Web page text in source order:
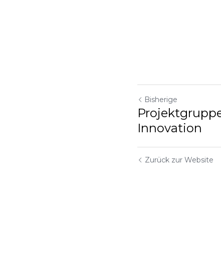
Bisherige
Innovation
Zurück zur Website